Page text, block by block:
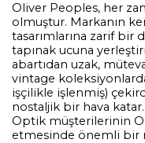
Oliver Peoples, her
olmuştur. Markanın
tasarımlarına zarif bir
tapınak ucuna
abartıdan uzak,
vintage
işçilikle işlenmiş)
nostaljik bir hava
Optik müşterilerinin
etmesinde önemli bir